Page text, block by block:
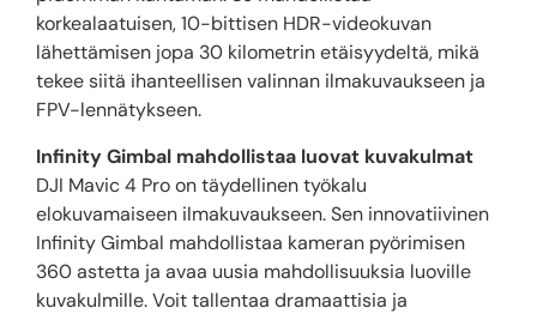
korkealaatuisen, 10-bittisen HDR-videokuvan
lähettämisen jopa 30 kilometrin etäisyydeltä, mikä
tekee siitä ihanteellisen valinnan ilmakuvaukseen ja
FPV-lennätykseen.
Infinity Gimbal mahdollistaa luovat kuvakulmat
DJI Mavic 4 Pro on täydellinen työkalu
elokuvamaiseen ilmakuvaukseen. Sen innovatiivinen
Infinity Gimbal mahdollistaa kameran pyörimisen
360 astetta ja avaa uusia mahdollisuuksia luoville
kuvakulmille. Voit tallentaa dramaattisia ja